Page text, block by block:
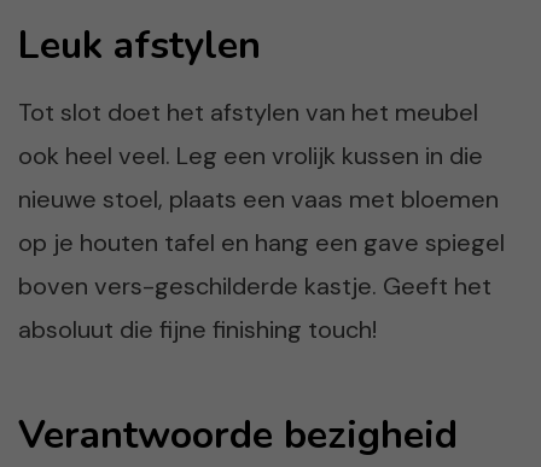
Leuk afstylen
Tot slot doet het afstylen van het meubel
ook heel veel. Leg een vrolijk kussen in die
nieuwe stoel, plaats een vaas met bloemen
op je houten tafel en hang een gave spiegel
boven vers-geschilderde kastje. Geeft het
absoluut die fijne finishing touch!
Verantwoorde bezigheid